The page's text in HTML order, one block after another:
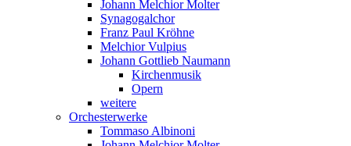
Johann Melchior Molter
Synagogalchor
Franz Paul Kröhne
Melchior Vulpius
Johann Gottlieb Naumann
Kirchenmusik
Opern
weitere
Orchesterwerke
Tommaso Albinoni